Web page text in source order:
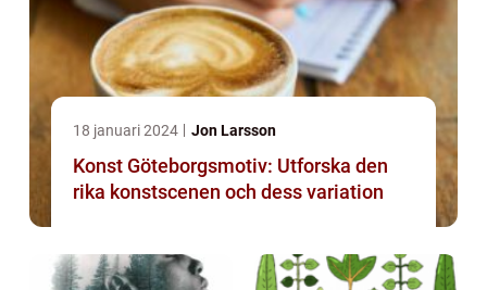
18 januari 2024 Jon Larsson
Konst Göteborgsmotiv: Utforska den
rika konstscenen och dess variation